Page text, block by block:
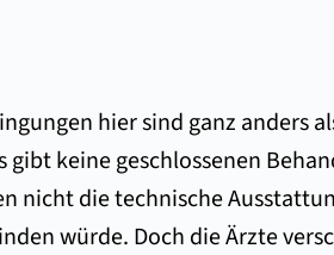
hier sind ganz anders
gibt keine geschlossenen
nicht die technische
würde. Doch die Ärzte